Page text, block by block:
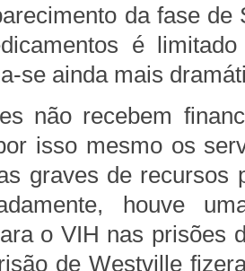
da fase
é
se ainda mais
não recebem
isso mesmo os
graves de recursos
houve
o VIH nas prisões
de Westville